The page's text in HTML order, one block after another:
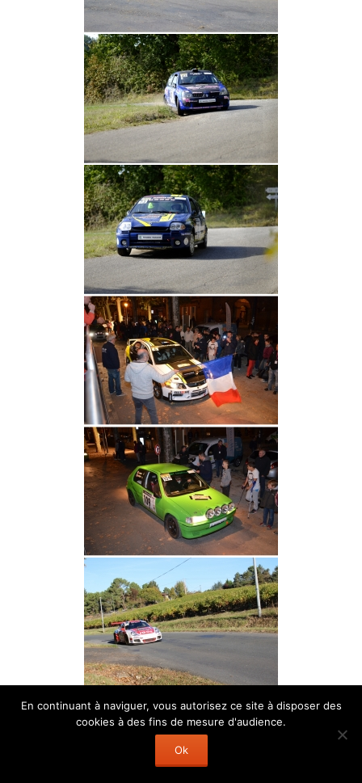
En continuant à naviguer, vous autorisez ce site à disposer des
cookies à des fins de mesure d'audience.
Ok